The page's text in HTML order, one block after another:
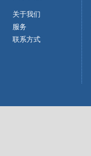
关于我们
服务
联系方式